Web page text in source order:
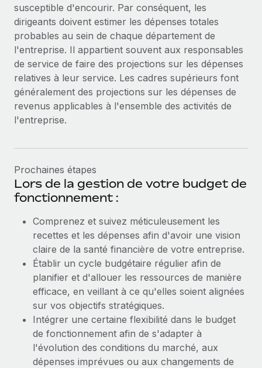
susceptible d'encourir. Par conséquent, les
dirigeants doivent estimer les dépenses totales
probables au sein de chaque département de
l'entreprise. Il appartient souvent aux responsables
de service de faire des projections sur les dépenses
relatives à leur service. Les cadres supérieurs font
généralement des projections sur les dépenses de
revenus applicables à l'ensemble des activités de
l'entreprise.
Prochaines étapes
Lors de la gestion de votre budget de
fonctionnement :
Comprenez et suivez méticuleusement les
recettes et les dépenses afin d'avoir une vision
claire de la santé financière de votre entreprise.
Établir un cycle budgétaire régulier afin de
planifier et d'allouer les ressources de manière
efficace, en veillant à ce qu'elles soient alignées
sur vos objectifs stratégiques.
Intégrer une certaine flexibilité dans le budget
de fonctionnement afin de s'adapter à
l'évolution des conditions du marché, aux
dépenses imprévues ou aux changements de